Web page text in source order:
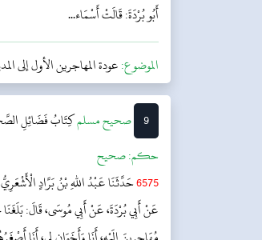
أَبُو بُرْدَةَ: قَالَتْ أَسْمَاء...
الموضوع:عودة المهاجرين الأول إلى
9 ‌صحيح مسلمكِتَابُ فَضَائِلِ
حکم:صحیح
6575حَدَّثَنَا عَبْدُ اللهِ بْنُ بَرَّادٍ
عَنْ أَبِي بُرْدَةَ، عَنْ أَبِي مُوسَى، قَالَ: